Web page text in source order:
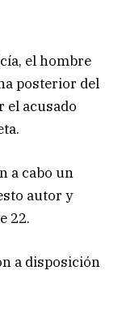
el hombre
posterior del
el acusado
a cabo un
autor y
22.
a disposición